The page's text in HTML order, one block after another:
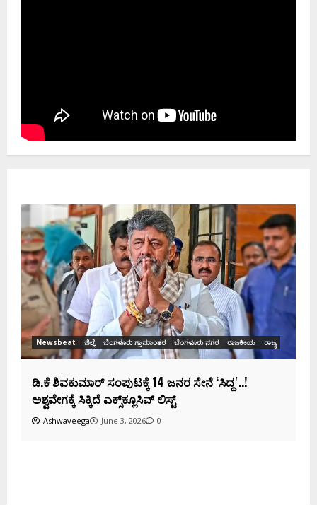
Newsbeat ಜಿಲ್ಲೆ ರಾಜಕೀಯ ರಾಜ್ಯ
ಡಿಕೆಶಿ ಜತೆ 14 ಮಂದಿ ಪ್ರಮಾಣವಚನ ಸಾಧ್ಯತೆ.. ಇಲ್ಲಿದೆ
ಸಂಭಾವ್ಯ ಸಚಿವರ ಫೈನಲ್ ಲಿಸ್ಟ್‌!
Ashwaveega June 3, 2026 0